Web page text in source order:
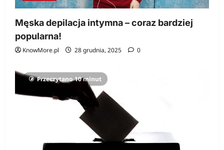
Męska depilacja intymna – coraz bardziej
popularna!
KnowMore.pl 28 grudnia, 2025 0
Przeczytano 10 minut